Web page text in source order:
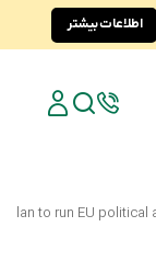
اطلاعات بیشتر